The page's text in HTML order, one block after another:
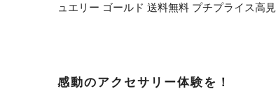
ュエリー ゴールド 送料無料 プチプライス高
感動のアクセサリー体験を！